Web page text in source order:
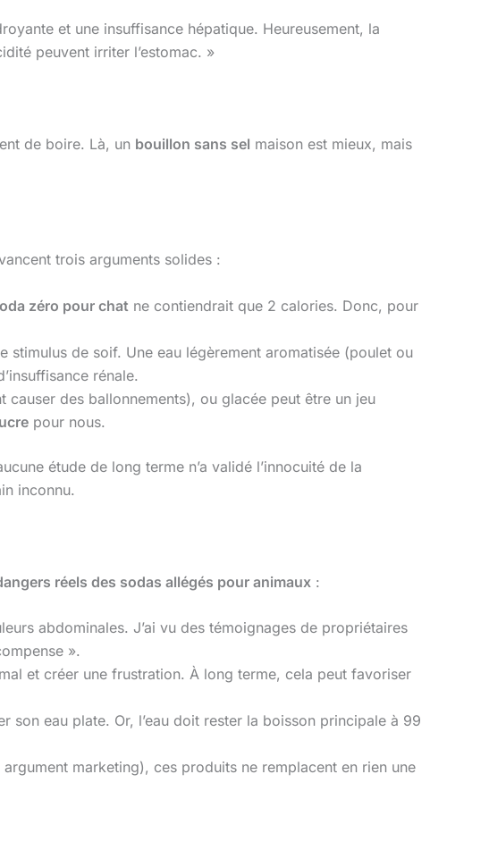
et une insuffisance hépatique. Heureusement, la
peuvent irriter l’estomac. »
de boire. Là, un bouillon sans sel maison est mieux, mais
trois arguments solides :
zéro pour chat ne contiendrait que 2 calories. Donc, pour
de soif. Une eau légèrement aromatisée (poulet ou
rénale.
des ballonnements), ou glacée peut être un jeu
pour nous.
étude de long terme n’a validé l’innocuité de la
inconnu.
réels des sodas allégés pour animaux :
abdominales. J’ai vu des témoignages de propriétaires
».
et créer une frustration. À long terme, cela peut favoriser
son eau plate. Or, l’eau doit rester la boisson principale à 99
argument marketing), ces produits ne remplacent en rien une